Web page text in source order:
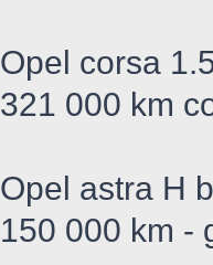
Opel corsa
321 000 km
Opel astra H
150 000 km -